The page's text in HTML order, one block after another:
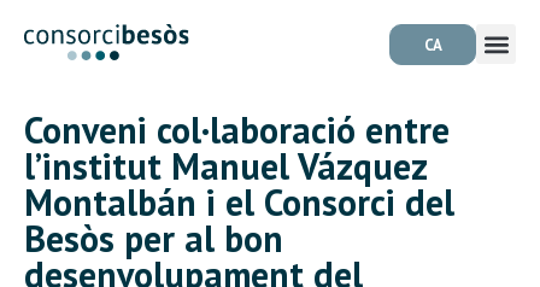
CA
Conveni col·laboració entre
l’institut Manuel Vázquez
Montalbán i el Consorci del
Besòs per al bon
desenvolupament del